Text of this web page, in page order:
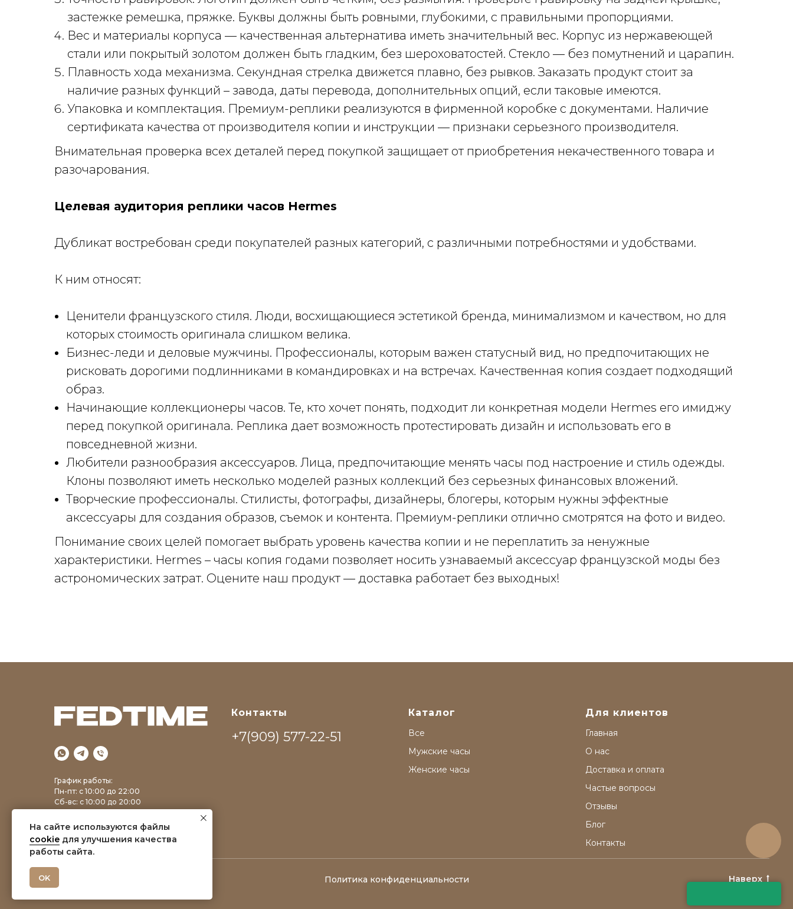
На сайте используются файлы
cookie для улучшения качества
работы сайта.
OK
застежке ремешка, пряжке. Буквы должны быть ровными, глубокими, с правильными пропорциями.
Вес и материалы корпуса — качественная альтернатива иметь значительный вес. Корпус из нержавеющей
стали или покрытый золотом должен быть гладким, без шероховатостей. Стекло — без помутнений и царапин.
Плавность хода механизма. Секундная стрелка движется плавно, без рывков. Заказать продукт стоит за
наличие разных функций – завода, даты перевода, дополнительных опций, если таковые имеются.
Упаковка и комплектация. Премиум-реплики реализуются в фирменной коробке с документами. Наличие
сертификата качества от производителя копии и инструкции — признаки серьезного производителя.
Внимательная проверка всех деталей перед покупкой защищает от приобретения некачественного товара и
разочарования.
Целевая аудитория реплики часов Hermes
Дубликат востребован среди покупателей разных категорий, с различными потребностями и удобствами.
К ним относят:
Ценители французского стиля. Люди, восхищающиеся эстетикой бренда, минимализмом и качеством, но для
которых стоимость оригинала слишком велика.
Бизнес-леди и деловые мужчины. Профессионалы, которым важен статусный вид, но предпочитающих не
рисковать дорогими подлинниками в командировках и на встречах. Качественная копия создает подходящий
образ.
Начинающие коллекционеры часов. Те, кто хочет понять, подходит ли конкретная модели Hermes его имиджу
перед покупкой оригинала. Реплика дает возможность протестировать дизайн и использовать его в
повседневной жизни.
Любители разнообразия аксессуаров. Лица, предпочитающие менять часы под настроение и стиль одежды.
Клоны позволяют иметь несколько моделей разных коллекций без серьезных финансовых вложений.
Творческие профессионалы. Стилисты, фотографы, дизайнеры, блогеры, которым нужны эффектные
аксессуары для создания образов, съемок и контента. Премиум-реплики отлично смотрятся на фото и видео.
Понимание своих целей помогает выбрать уровень качества копии и не переплатить за ненужные
характеристики. Hermes – часы копия годами позволяет носить узнаваемый аксессуар французской моды без
астрономических затрат. Оцените наш продукт — доставка работает без выходных!
График работы:
Пн-пт: с 10:00 до 22:00
Сб-вс: c 10:00 до 20:00
Контакты
+7(909) 577-22-51
Каталог
Все
Мужские часы
Женские часы
Для клиентов
Главная
О нас
Доставка и оплата
Частые вопросы
Отзывы
Блог
Контакты
© 2025 Все права защищены Политика конфиденциальности Наверх